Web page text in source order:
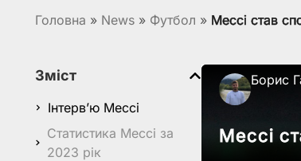
Головна » News » Футбол » Мессі став
Зміст
Інтерв’ю Мессі
Статистика Мессі за
2023 рік
Борис
Мессі